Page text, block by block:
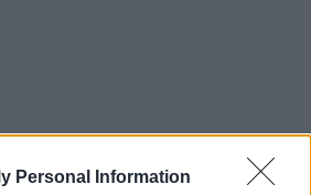
Personal Information